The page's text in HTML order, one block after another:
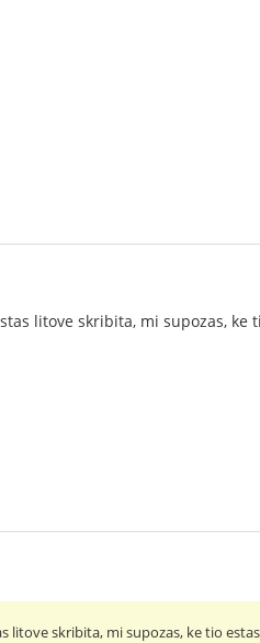
litove skribita, mi supozas, ke
litove skribita, mi supozas, ke tio